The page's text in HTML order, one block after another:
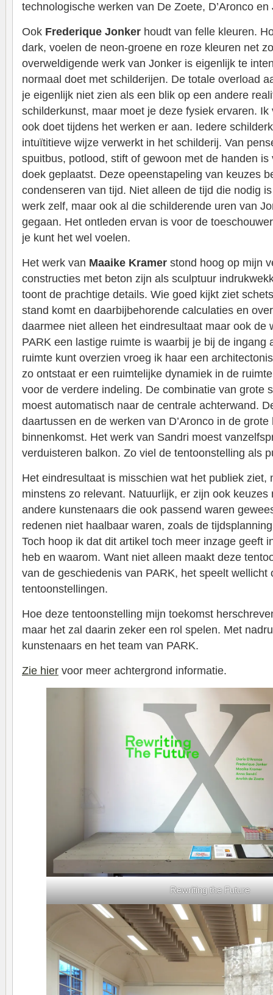
technologische werken van De Zoete, D’Aronco en
Ook Frederique Jonker houdt van felle kleuren.
dark, voelen de neon-groene en roze kleuren net
overweldigende werk van Jonker is eigenlijk te
normaal doet met schilderijen. De totale overload
je eigenlijk niet zien als een blik op een andere
schilderkunst, maar moet je deze fysiek ervaren.
ook doet tijdens het werken er aan. Iedere
intuïtitieve wijze verwerkt in het schilderij. Van
spuitbus, potlood, stift of gewoon met de handen
doek geplaatst. Deze opeenstapeling van keuzes
condenseren van tijd. Niet alleen de tijd die nodig
werk zelf, maar ook al die schilderende uren van
gegaan. Het ontleden ervan is voor de
je kunt het wel voelen.
Het werk van Maaike Kramer stond hoog op mijn
constructies met beton zijn als sculptuur
toont de prachtige details. Wie goed kijkt ziet
stand komt en daarbijbehorende calculaties en
daarmee niet alleen het eindresultaat maar ook de
PARK een lastige ruimte is waarbij je bij de ingang
ruimte kunt overzien vroeg ik haar een
zo ontstaat er een ruimtelijke dynamiek in de
voor de verdere indeling. De combinatie van grote
moest automatisch naar de centrale achterwand.
daartussen en de werken van D’Aronco in de grote
binnenkomst. Het werk van Sandri moest
verduisteren balkon. Zo viel de tentoonstelling als
Het eindresultaat is misschien wat het publiek ziet,
minstens zo relevant. Natuurlijk, er zijn ook
andere kunstenaars die ook passend waren
redenen niet haalbaar waren, zoals de
Toch hoop ik dat dit artikel toch meer inzage geeft
heb en waarom. Want niet alleen maakt deze
van de geschiedenis van PARK, het speelt wellicht
tentoonstellingen.
Hoe deze tentoonstelling mijn toekomst
maar het zal daarin zeker een rol spelen. Met
kunstenaars en het team van PARK.
Zie hier voor meer achtergrond informatie.
Rewriting the Future